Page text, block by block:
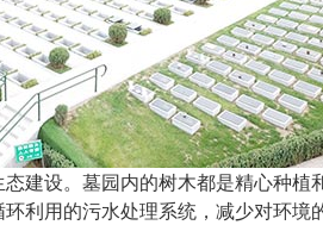
建设。墓园内的树木都是精心种植
利用的污水处理系统，减少对环境